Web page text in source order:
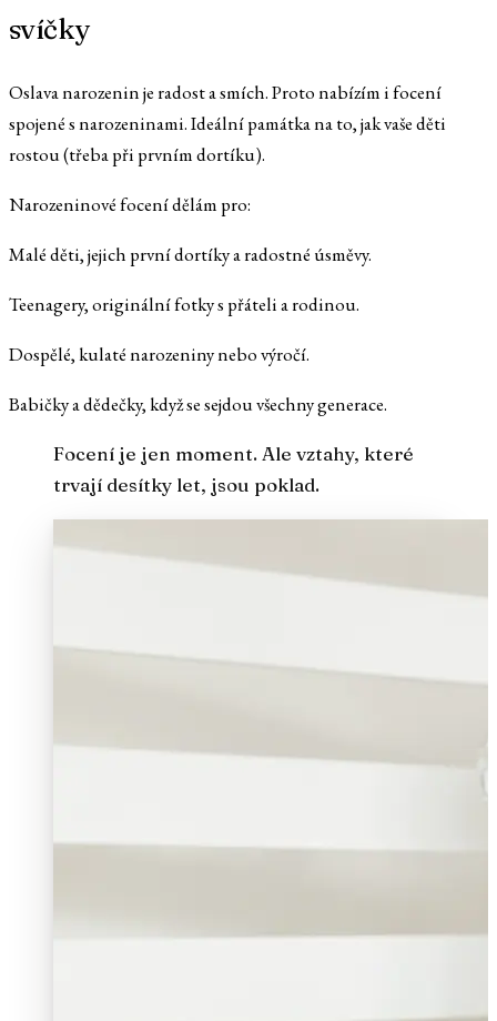
svíčky
Oslava narozenin je radost a smích. Proto nabízím i focení
spojené s narozeninami. Ideální památka na to, jak vaše děti
rostou (třeba při prvním dortíku).
Narozeninové focení dělám pro:
Malé děti, jejich první dortíky a radostné úsměvy.
Teenagery, originální fotky s přáteli a rodinou.
Dospělé, kulaté narozeniny nebo výročí.
Babičky a dědečky, když se sejdou všechny generace.
Focení je jen moment. Ale vztahy, které
trvají desítky let, jsou poklad.